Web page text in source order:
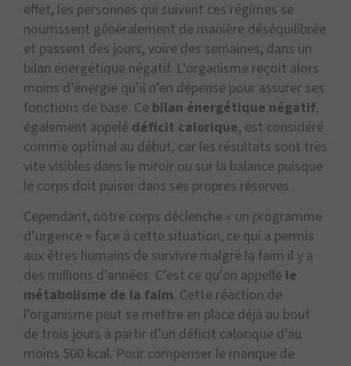
effet, les personnes qui suivent ces régimes se
nourrissent généralement de manière déséquilibrée
et passent des jours, voire des semaines, dans un
bilan énergétique négatif. L’organisme reçoit alors
moins d’énergie qu’il n’en dépense pour assurer ses
fonctions de base. Ce bilan énergétique négatif,
également appelé déficit calorique, est considéré
comme optimal au début, car les résultats sont très
vite visibles dans le miroir ou sur la balance puisque
le corps doit puiser dans ses propres réserves.
Cependant, notre corps déclenche « un programme
d’urgence » face à cette situation, ce qui a permis
aux êtres humains de survivre malgré la faim il y a
des millions d’années. C’est ce qu’on appelle le
métabolisme de la faim. Cette réaction de
l’organisme peut se mettre en place déjà au bout
de trois jours à partir d’un déficit calorique d’au
moins 500 kcal. Pour compenser le manque de